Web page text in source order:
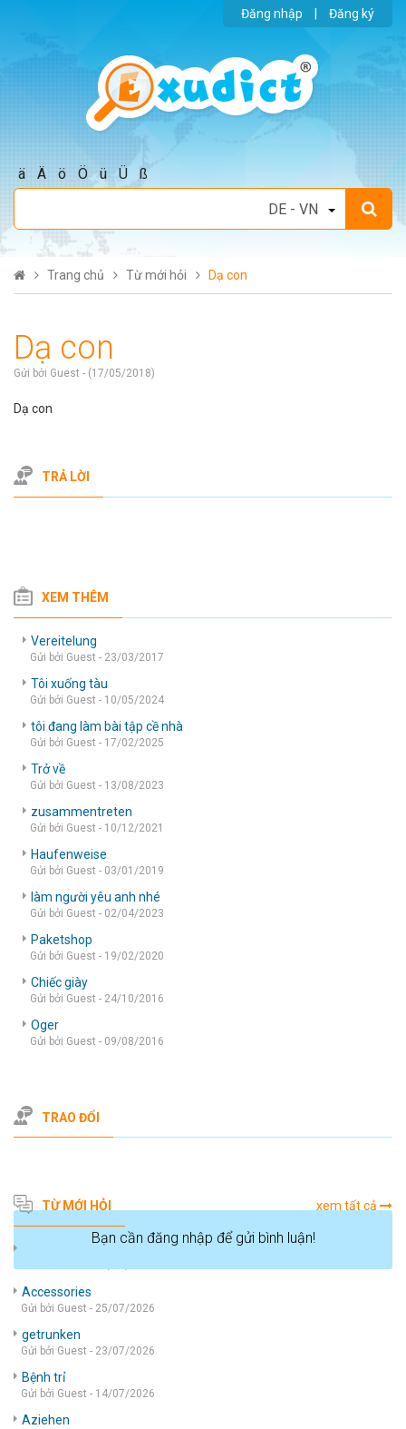
Đăng nhập Đăng ký
ä Ä ö Ö ü Ü ß
Trang chủ Từ mới hỏi Dạ con
Dạ con
Gửi bởi Guest - (17/05/2018)
Dạ con
TRẢ LỜI
XEM THÊM
Vereitelung
Gửi bởi Guest - 23/03/2017
Tôi xuống tàu
Gửi bởi Guest - 10/05/2024
tôi đang làm bài tập cề nhà
Gửi bởi Guest - 17/02/2025
Trở về
Gửi bởi Guest - 13/08/2023
zusammentreten
Gửi bởi Guest - 10/12/2021
Haufenweise
Gửi bởi Guest - 03/01/2019
làm người yêu anh nhé
Gửi bởi Guest - 02/04/2023
Paketshop
Gửi bởi Guest - 19/02/2020
Chiếc giày
Gửi bởi Guest - 24/10/2016
Oger
Gửi bởi Guest - 09/08/2016
TRAO ĐỔI
Bạn cần đăng nhập để gửi bình luận!
TỪ MỚI HỎI xem tất cả
Accessories
Gửi bởi Guest - 25/07/2026
getrunken
Gửi bởi Guest - 23/07/2026
Bệnh trỉ
Gửi bởi Guest - 14/07/2026
Aziehen